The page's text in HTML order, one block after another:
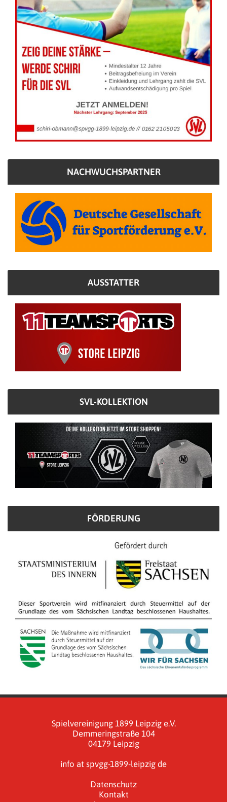
NACHWUCHSPARTNER
AUSSTATTER
SVL-KOLLEKTION
FÖRDERUNG
Spielvereinigung 1899 Leipzig e.V.
Demmeringstraße 104
04179 Leipzig
info at spvgg-1899-leipzig de
Datenschutz
Kontakt